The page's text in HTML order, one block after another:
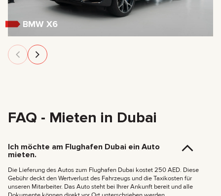
BMW X6
FAQ - Mieten in Dubai
Ich möchte am Flughafen Dubai ein Auto
mieten.
Die Lieferung des Autos zum Flughafen Dubai kostet 250 AED. Diese
Gebühr deckt den Wertverlust des Fahrzeugs und die Taxikosten für
unseren Mitarbeiter. Das Auto steht bei Ihrer Ankunft bereit und alle